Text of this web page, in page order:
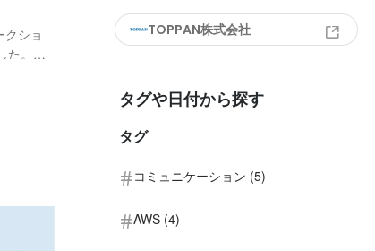
ショ
。
TOPPAN株式会社
タグや日付から探す
タグ
コミュニケーション (5)
AWS (4)